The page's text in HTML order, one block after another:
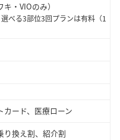
・VIOのみ）
べる3部位3回プランは有料（1
カード、医療ローン
り換え割、紹介割